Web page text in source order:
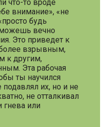
что-то вроде
внимание», «не
будь
вечно
Это приведет к
взрывным,
к другим,
Эта рабочая
ты научился
их, но и не
не отталкивал
или